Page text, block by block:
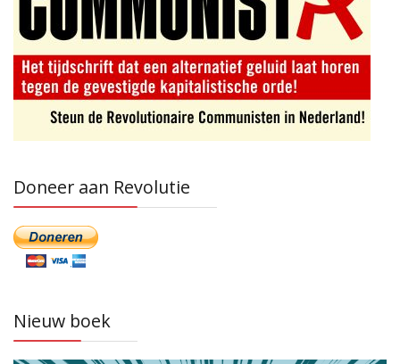
Doneer aan Revolutie
Nieuw boek